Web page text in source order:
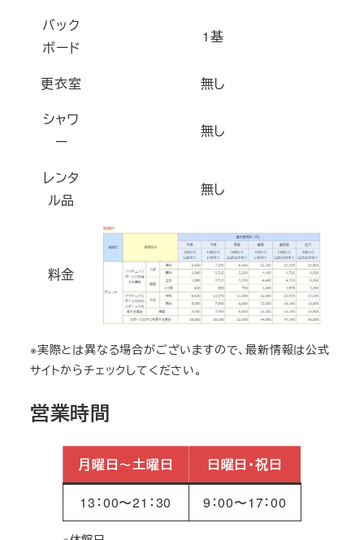
バック
ボード
1基
更衣室
無し
シャワ
ー
無し
レンタ
ル品
無し
料金
※実際とは異なる場合がございますので、最新情報は公式
サイトからチェックしてください。
営業時間
月曜日～土曜日 日曜日・祝日
13：00〜21：30 9：00〜17：00